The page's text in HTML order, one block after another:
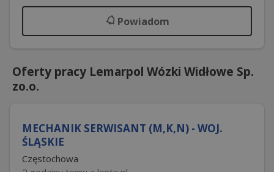
Powiadom
Oferty pracy Lemarpol Wózki Widłowe Sp.
zo.o.
MECHANIK SERWISANT (M,K,N) - WOJ.
ŚLĄSKIE
Częstochowa